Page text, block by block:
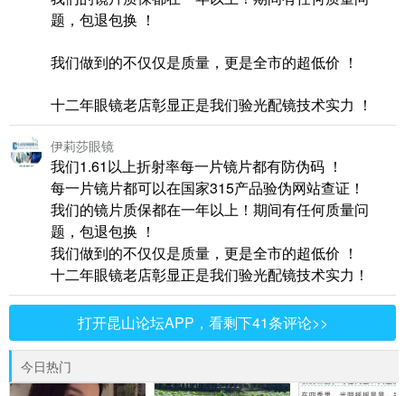
题，包退包换 ！
我们做到的不仅仅是质量，更是全市的超低价 ！
十二年眼镜老店彰显正是我们验光配镜技术实力 ！
伊莉莎眼镜
我们1.61以上折射率每一片镜片都有防伪码 ！
每一片镜片都可以在国家315产品验伪网站查证！
我们的镜片质保都在一年以上！期间有任何质量问
题，包退包换 ！
我们做到的不仅仅是质量，更是全市的超低价 ！
十二年眼镜老店彰显正是我们验光配镜技术实力！
打开昆山论坛APP，看剩下41条评论>>
今日热门